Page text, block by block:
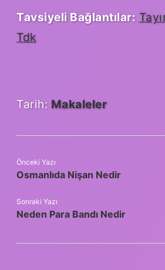
Tavsiyeli Bağlantılar:
Tdk
Tarih: Makaleler
Önceki Yazı
Osmanlıda Nişan Nedir
Sonraki Yazı
Neden Para Bandı Nedir